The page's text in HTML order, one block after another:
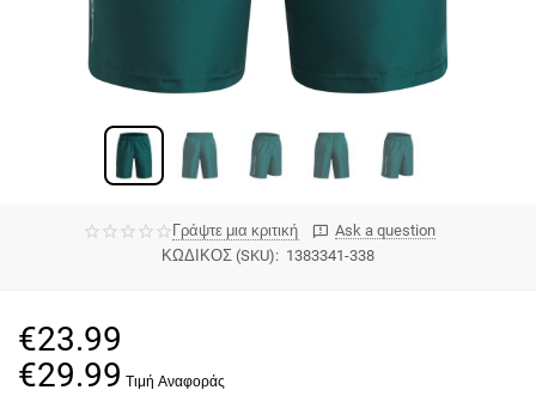
Γράψτε μια κριτική
Ask a question
ΚΩΔΙΚΟΣ (SKU): 1383341-338
€29.99
€23.99